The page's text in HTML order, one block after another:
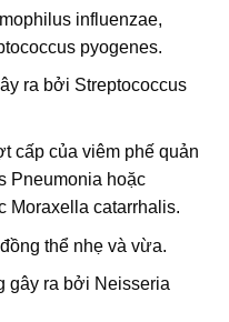
influenzae,
pyogenes.
ra bởi Streptococcus
cấp của viêm phế quản
Pneumonia hoặc
Moraxella catarrhalis.
thể nhẹ và vừa.
gây ra bởi Neisseria